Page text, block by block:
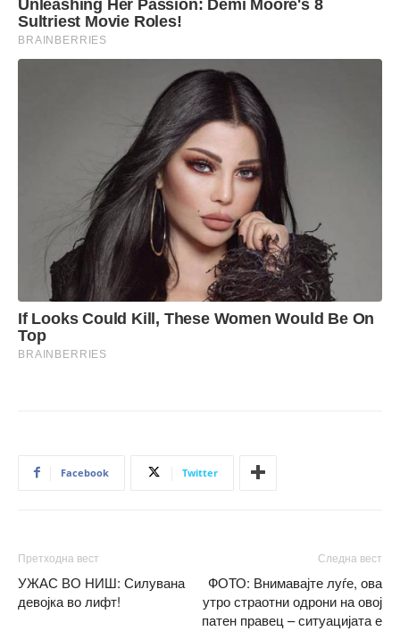
Facebook Twitter
Претходна вест
УЖАС ВО НИШ: Силувана
девојка во лифт!
Следна вест
ФОТО: Внимавајте луѓе, ова
утро страотни одрони на овој
патен правец – ситуацијата е